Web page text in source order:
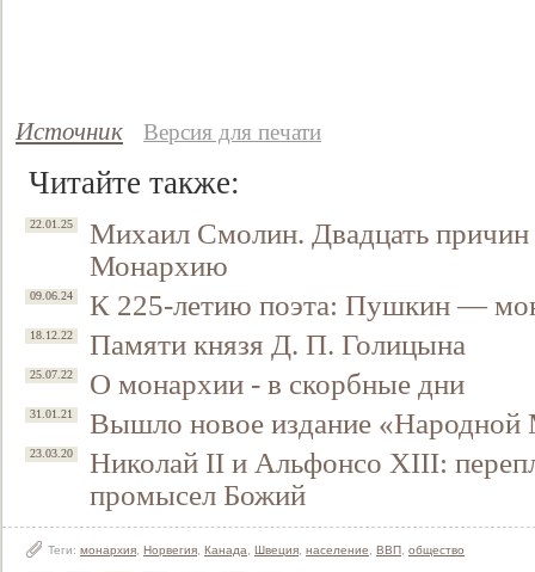
Источник Версия для печати
Читайте также:
22.01.25
Михаил Смолин. Двадцать причин
Монархию
09.06.24 К 225-летию поэта: Пушкин —
18.12.22 Памяти князя Д. П. Голицына
25.07.22 О монархии - в скорбные дни
31.01.21 Вышло новое издание «Народной
23.03.20
Николай II и Альфонсо XIII:
промысел Божий
Теги: монархия Норвегия Канада Швеция население ВВП общество